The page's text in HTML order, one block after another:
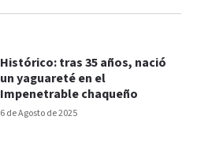
6 de Agosto de 2025
Histórico: tras 35 años, nació
un yaguareté en el
Impenetrable chaqueño